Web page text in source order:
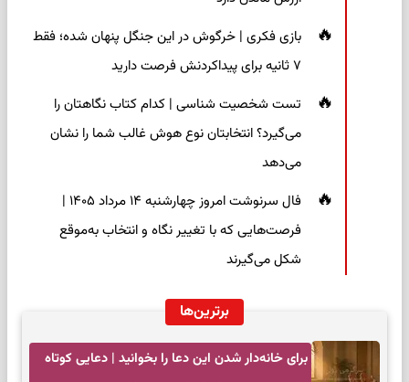
بازی فکری | خرگوش در این جنگل پنهان شده؛ فقط
۷ ثانیه برای پیداکردنش فرصت دارید
تست شخصیت شناسی | کدام کتاب نگاهتان را
می‌گیرد؟ انتخابتان نوع هوش غالب شما را نشان
می‌دهد
فال سرنوشت امروز چهارشنبه ۱۴ مرداد ۱۴۰۵ |
فرصت‌هایی که با تغییر نگاه و انتخاب به‌موقع
شکل می‌گیرند
برترین‌ها
برای خانه‌دار شدن این دعا را بخوانید | دعایی کوتاه